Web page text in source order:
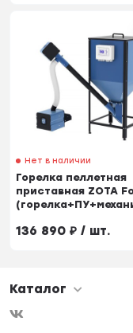
Нет в наличии
Горелка пеллетная
приставная ZOTA
136 890₽ / шт.
Каталог